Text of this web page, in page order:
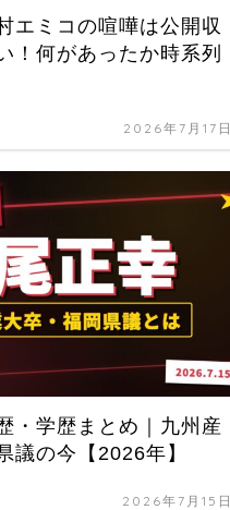
エミコの喧嘩は公開収
！何があったか時系列
2026年7月17日
・学歴まとめ｜九州産
議の今【2026年】
2026年7月15日